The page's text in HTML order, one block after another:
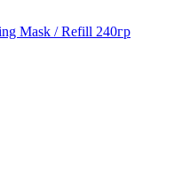
Mask / Refill 240гр